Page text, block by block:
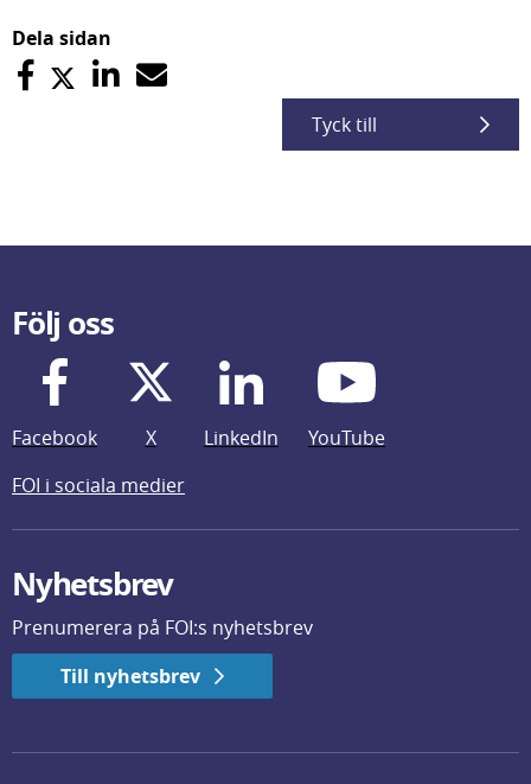
Dela sidan
Tyck till
Följ oss
Facebook X LinkedIn
YouTube
FOI i sociala medier
Nyhetsbrev
Prenumerera på FOI:s nyhetsbrev
Till nyhetsbrev